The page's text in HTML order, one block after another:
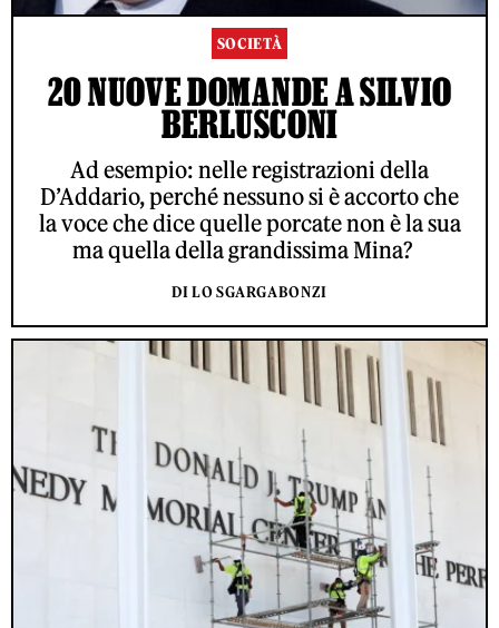
SOCIETÀ
20 NUOVE DOMANDE A SILVIO
BERLUSCONI
Ad esempio: nelle registrazioni della
D’Addario, perché nessuno si è accorto che
la voce che dice quelle porcate non è la sua
ma quella della grandissima Mina?
DI LO SGARGABONZI